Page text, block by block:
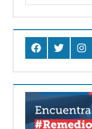
FacebookTwitter